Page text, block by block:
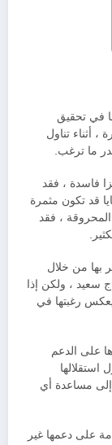
في تحقيق
أثناء تناول
ما ترغب.
فاسدة ، فقد
قد تكون مثمرة
المحروقة ، فقد
بها من خلال
سعيد ، ولكن إذا
رغبتها في
على الدعم
استقلالها
إلى مساعدة أي
على دعمها غير